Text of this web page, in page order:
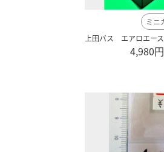
ミニ
4,980円